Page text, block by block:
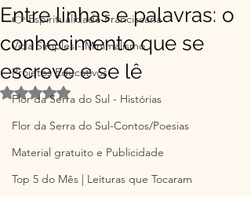
👉 Espiritualidade Franciscana
Vida Simples - Minimalismo
Projetos Educativos
Flor da Serra do Sul - Histórias
Flor da Serra do Sul-Contos/Poesias
Material gratuito e Publicidade
Top 5 do Mês | Leituras que Tocaram
Entre linhas e palavras: o
conhecimento que se
escreve e se lê
Avaliado com NaN de 5 estrelas.